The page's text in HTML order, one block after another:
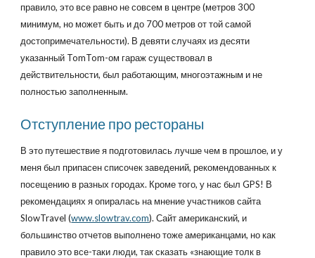
правило, это все равно не совсем в центре (метров 300
минимум, но может быть и до 700 метров от той самой
достопримечательности). В девяти случаях из десяти
указанный TomTom-ом гараж существовал в
действительности, был работающим, многоэтажным и не
полностью заполненным.
Отступление про рестораны
В это путешествие я подготовилась лучше чем в прошлое, и у
меня был припасен списочек заведений, рекомендованных к
посещению в разных городах. Кроме того, у нас был GPS! В
рекомендациях я опиралась на мнение участников сайта
SlowTravel (www.slowtrav.com). Сайт американский, и
большинство отчетов выполнено тоже американцами, но как
правило это все-таки люди, так сказать «знающие толк в